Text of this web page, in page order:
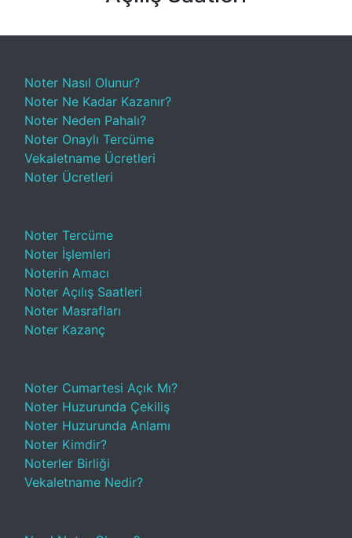
Noter Nasıl Olunur?
Noter Ne Kadar Kazanır?
Noter Neden Pahalı?
Noter Onaylı Tercüme
Vekaletname Ücretleri
Noter Ücretleri
Noter Tercüme
Noter İşlemleri
Noterin Amacı
Noter Açılış Saatleri
Noter Masrafları
Noter Kazanç
Noter Cumartesi Açık Mı?
Noter Huzurunda Çekiliş
Noter Huzurunda Anlamı
Noter Kimdir?
Noterler Birliği
Vekaletname Nedir?